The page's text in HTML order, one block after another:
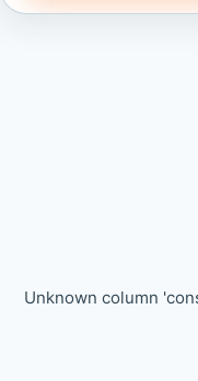
Unknown column